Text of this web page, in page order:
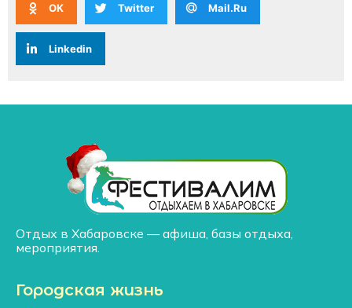
OK Twitter Mail.Ru
Linkedin
Отдых в Хабаровске — афиша, базы отдыха,
мероприятия.
Городская жизнь